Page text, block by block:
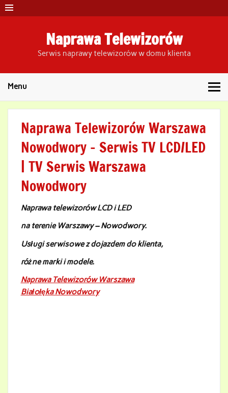
Skip
to
content
Naprawa Telewizorów
Serwis naprawy telewizorów w domu klienta
Menu
Naprawa Telewizorów Warszawa
Nowodwory – Serwis TV LCD/LED
| TV Serwis Warszawa
Nowodwory
Naprawa telewizorów LCD i LED
na terenie Warszawy – Nowodwory.
Usługi serwisowe z dojazdem do klienta,
różne marki i modele.
Naprawa Telewizorów Warszawa
Białołęka Nowodwory